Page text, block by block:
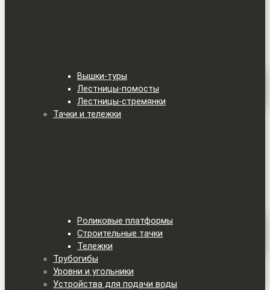
Вышки-туры
Лестницы-помосты
Лестницы-стремянки
Тачки и тележки
Роликовые платформы
Строительные тачки
Тележки
Трубогибы
Уровни и угольники
Устройства для подачи воды